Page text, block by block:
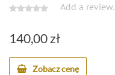
Add a review.
140,00 zł
Zobacz cenę